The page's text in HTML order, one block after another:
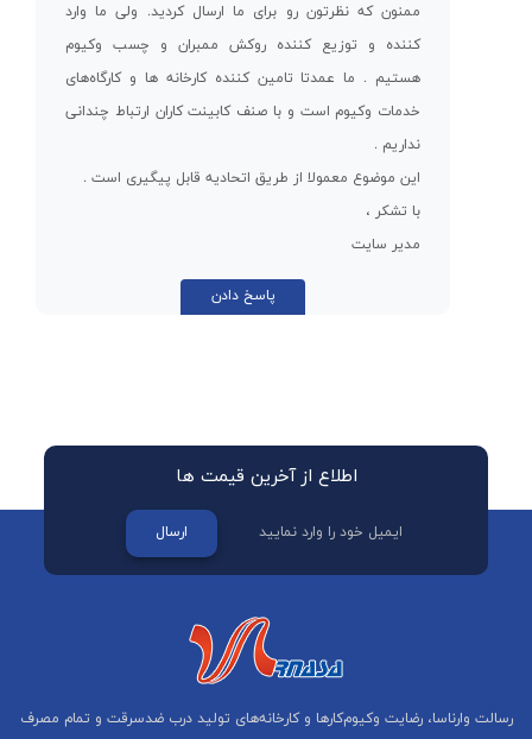
ممنون که نظرتون رو برای ما ارسال کردید. ولی ما وارد
کننده و توزیع کننده روکش ممبران و چسب وکیوم
هستیم . ما عمدتا تامین کننده کارخانه ها و کارگاه‌های
خدمات وکیوم است و با صنف کابینت کاران ارتباط چندانی
نداریم .
این موضوع معمولا از طریق اتحادیه قابل پیگیری است .
با تشکر ،
مدیر سایت
پاسخ دادن
اطلاع از آخرین قیمت ها
ارسال
رسالت وارناسا، رضایت وکیوم‌کارها و کارخانه‌های تولید درب ضدسرقت و تمام مصرف